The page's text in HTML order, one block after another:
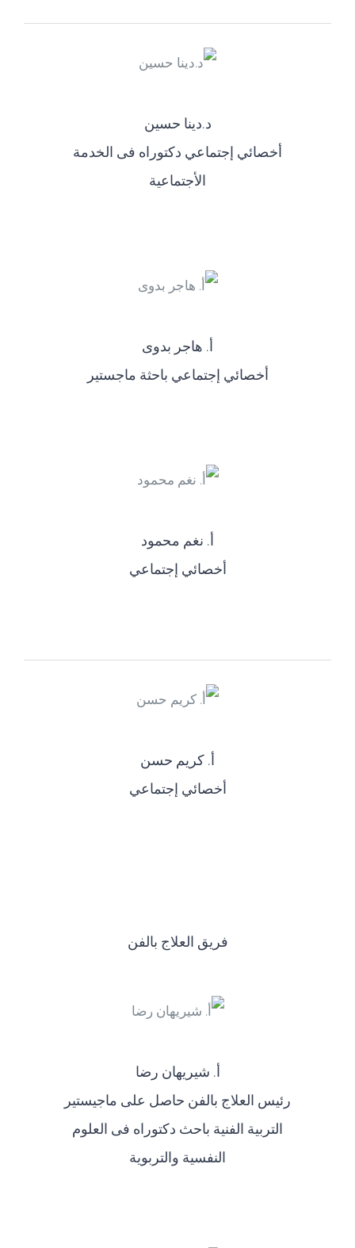
د.دينا حسين
أخصائي إجتماعي دكتوراه فى الخدمة
الأجتماعية
أ‌. هاجر بدوى
أخصائي إجتماعي باحثة ماجستير
أ‌. نغم محمود
أخصائي إجتماعي
أ‌. كريم حسن
أخصائي إجتماعي
فريق العلاج بالفن
أ‌. شيريهان رضا
رئيس العلاج بالفن حاصل على ماجيستير
التربية الفنية باحث دكتوراه فى العلوم
النفسية والتربوية